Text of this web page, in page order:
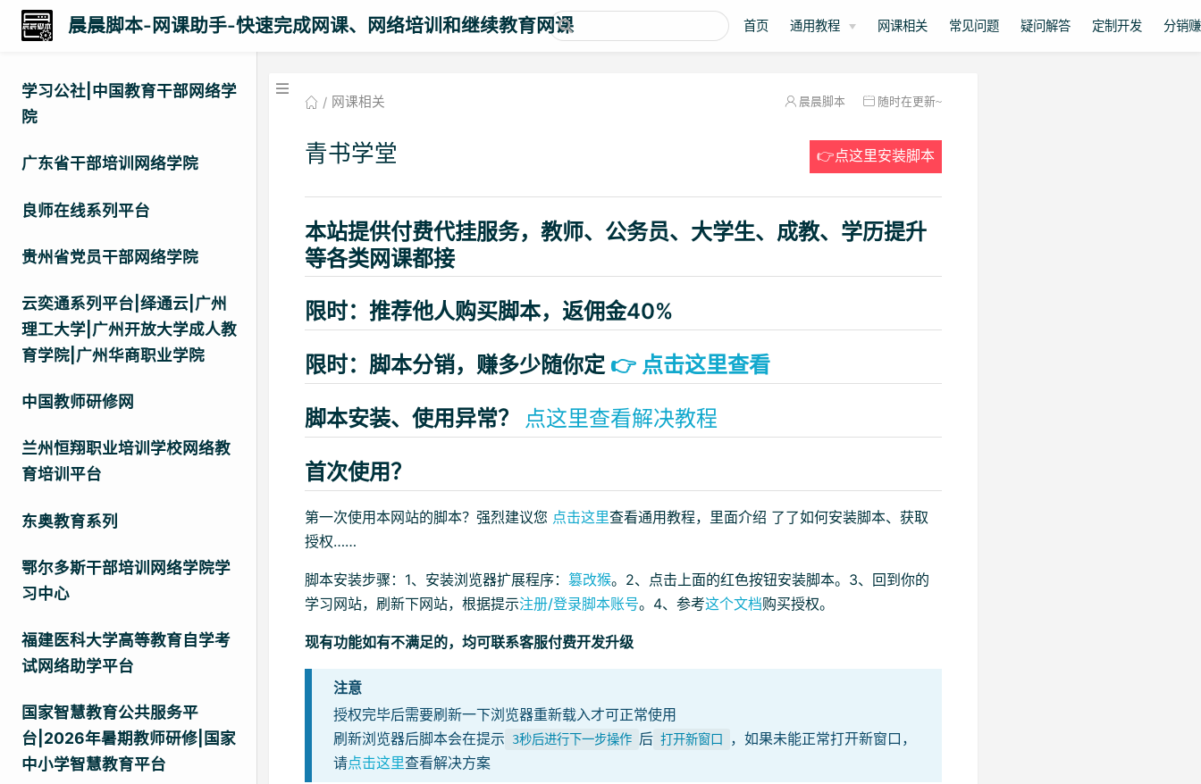
晨晨脚本-网课助手-快速完成网课、网络培训和继续教育网课 首页 通用教程 网课相关 常见问题 疑问解答 定制开发 分销
学习公社|中国教育干部网络学
院
广东省干部培训网络学院
良师在线系列平台
贵州省党员干部网络学院
云奕通系列平台|绎通云|广州
理工大学|广州开放大学成人教
育学院|广州华商职业学院
中国教师研修网
兰州恒翔职业培训学校网络教
育培训平台
东奥教育系列
鄂尔多斯干部培训网络学院学
习中心
福建医科大学高等教育自学考
试网络助学平台
国家智慧教育公共服务平
台|2026年暑期教师研修|国家
中小学智慧教育平台
网课相关 晨晨脚本 随时在更新~
青书学堂 👉点这里安装脚本
本站提供付费代挂服务，教师、公务员、大学生、成教、学历提升
等各类网课都接
限时：推荐他人购买脚本，返佣金40%
限时：脚本分销，赚多少随你定 👉点击这里查看
脚本安装、使用异常？ 点这里查看解决教程
首次使用？
第一次使用本网站的脚本？强烈建议您 点击这里查看通用教程，里面介绍 了了如何安装脚本、获取
授权……
脚本安装步骤：1、安装浏览器扩展程序： 篡改猴。2、点击上面的红色按钮安装脚本。3、回到你的
学习网站，刷新下网站，根据提示注册/登录脚本账号。4、参考这个文档购买授权。
现有功能如有不满足的，均可联系客服付费开发升级
注意
授权完毕后需要刷新一下浏览器重新载入才可正常使用
刷新浏览器后脚本会在提示
3秒后进行下一步操作 后 打开新窗口
，如果未能正常打开新窗口，
请点击这里查看解决方案